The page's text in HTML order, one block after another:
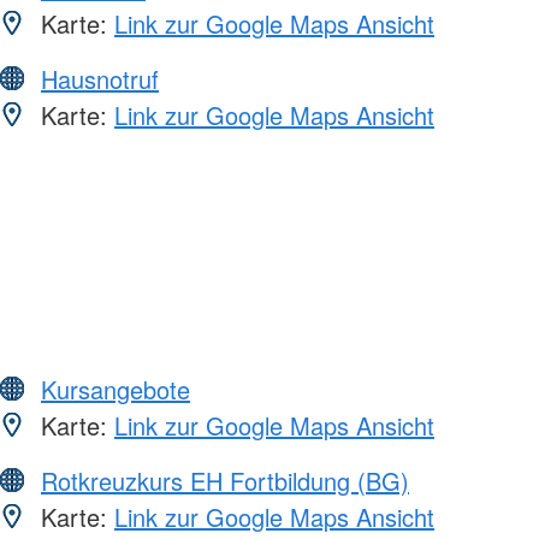
Karte: Link zur Google Maps Ansicht
Hausnotruf
Karte: Link zur Google Maps Ansicht
Kursangebote
Karte: Link zur Google Maps Ansicht
Rotkreuzkurs EH Fortbildung (BG)
Karte: Link zur Google Maps Ansicht